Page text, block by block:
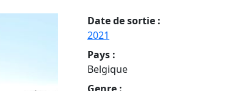
Date de sortie :
2021
Pays :
Belgique